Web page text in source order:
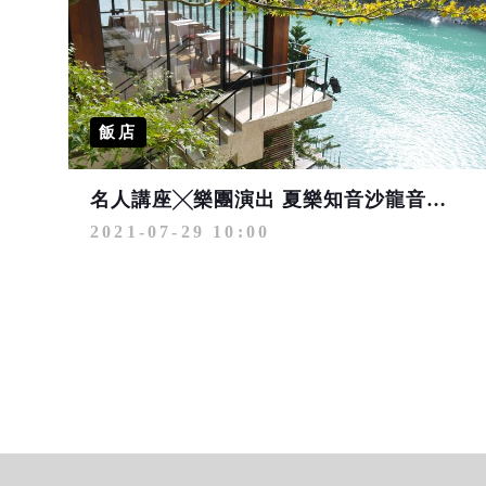
飯店
名人講座╳樂團演出 夏樂知音沙龍音樂會8月烏來登場
2021-07-29 10:00